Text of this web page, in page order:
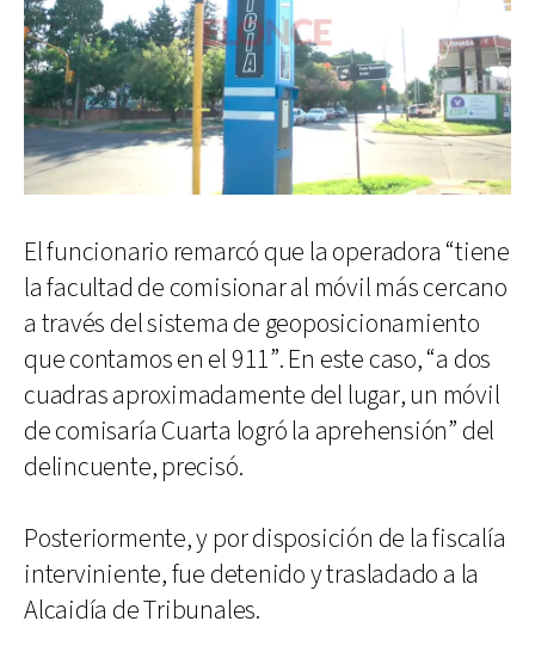
El funcionario remarcó que la operadora “tiene
la facultad de comisionar al móvil más cercano
a través del sistema de geoposicionamiento
que contamos en el 911”. En este caso, “a dos
cuadras aproximadamente del lugar, un móvil
de comisaría Cuarta logró la aprehensión” del
delincuente, precisó.
Posteriormente, y por disposición de la fiscalía
interviniente, fue detenido y trasladado a la
Alcaidía de Tribunales.